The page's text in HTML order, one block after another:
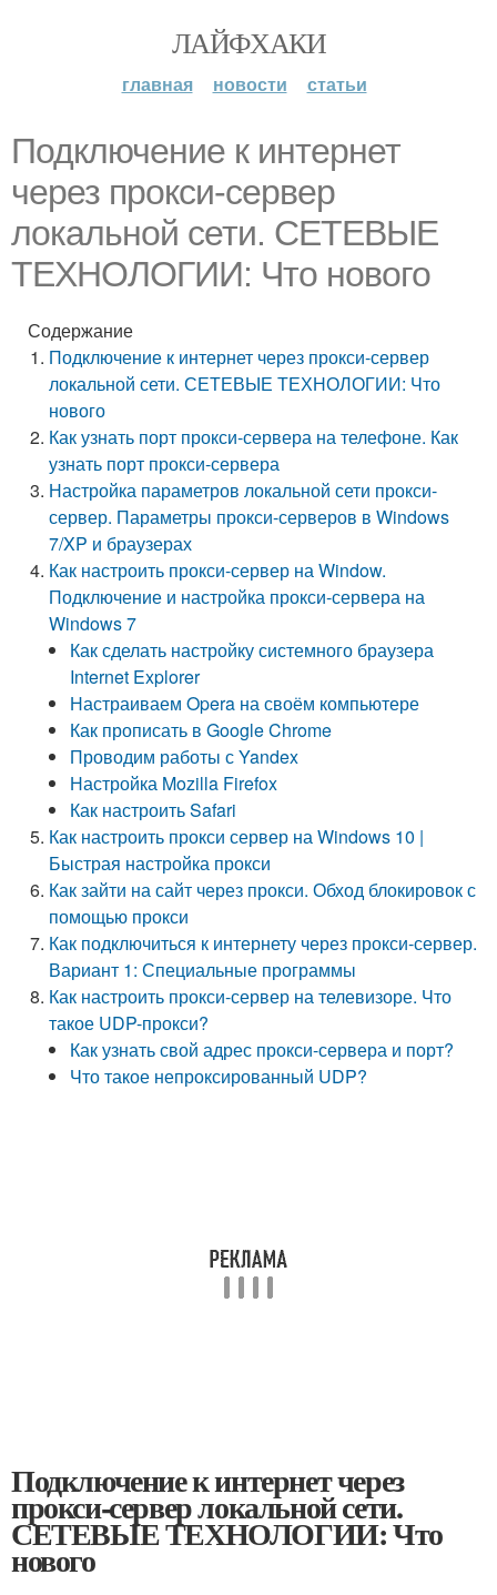
ЛАЙФХАКИ
главная новости статьи
Подключение к интернет
через прокси-сервер
локальной сети. СЕТЕВЫЕ
ТЕХНОЛОГИИ: Что нового
Содержание
Подключение к интернет через прокси-сервер
локальной сети. СЕТЕВЫЕ ТЕХНОЛОГИИ: Что
нового
Как узнать порт прокси-сервера на телефоне. Как
узнать порт прокси-сервера
Настройка параметров локальной сети прокси-
сервер. Параметры прокси-серверов в Windows
7/XP и браузерах
Как настроить прокси-сервер на Window.
Подключение и настройка прокси-сервера на
Windows 7
Как сделать настройку системного браузера
Internet Explorer
Настраиваем Opera на своём компьютере
Как прописать в Google Chrome
Проводим работы с Yandex
Настройка Mozilla Firefox
Как настроить Safari
Как настроить прокси сервер на Windows 10 |
Быстрая настройка прокси
Как зайти на сайт через прокси. Обход блокировок с
помощью прокси
Как подключиться к интернету через прокси-сервер.
Вариант 1: Специальные программы
Как настроить прокси-сервер на телевизоре. Что
такое UDP-прокси?
Как узнать свой адрес прокси-сервера и порт?
Что такое непроксированный UDP?
Подключение к интернет через
прокси-сервер локальной сети.
СЕТЕВЫЕ ТЕХНОЛОГИИ: Что
нового